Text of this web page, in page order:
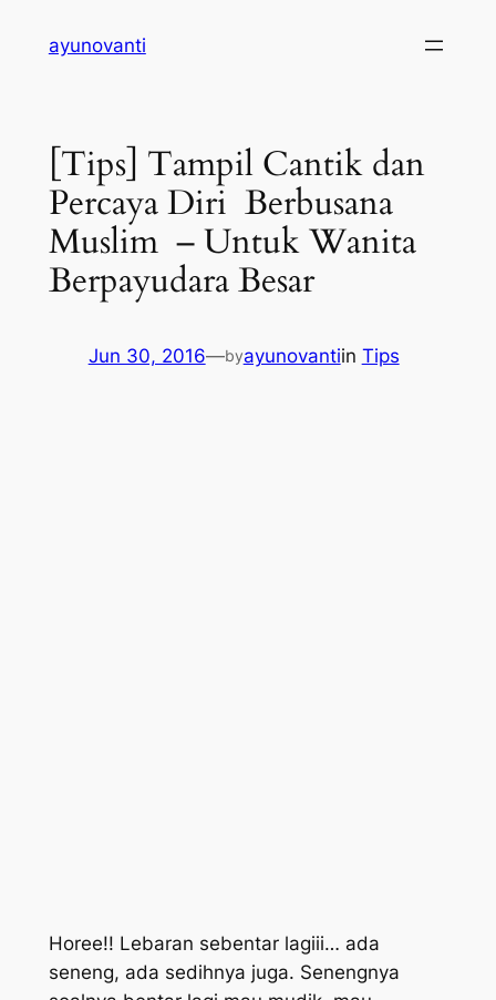
ayunovanti
[Tips] Tampil Cantik dan
Percaya Diri Berbusana
Muslim – Untuk Wanita
Berpayudara Besar
Jun 30, 2016—byayunovantiin Tips
Horee!! Lebaran sebentar lagiii… ada
seneng, ada sedihnya juga. Senengnya